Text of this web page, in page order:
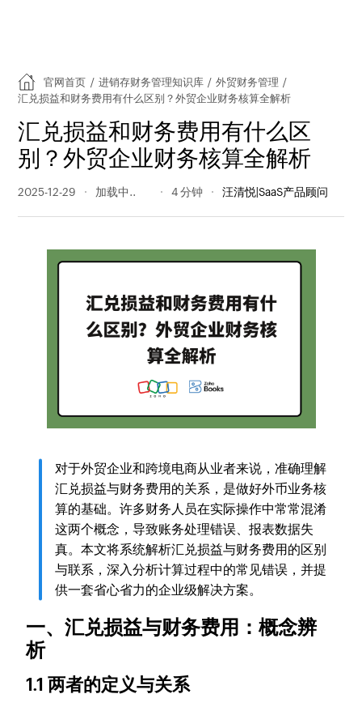
官网首页 / 进销存财务管理知识库 / 外贸财务管理 /
汇兑损益和财务费用有什么区别？外贸企业财务核算全解析
汇兑损益和财务费用有什么区
别？外贸企业财务核算全解析
2025-12-29 236 阅读量 4 分钟 汪清悦|SaaS产品顾问
对于外贸企业和跨境电商从业者来说，准确理解
汇兑损益与财务费用的关系，是做好外币业务核
算的基础。许多财务人员在实际操作中常常混淆
这两个概念，导致账务处理错误、报表数据失
真。本文将系统解析汇兑损益与财务费用的区别
与联系，深入分析计算过程中的常见错误，并提
供一套省心省力的企业级解决方案。
一、汇兑损益与财务费用：概念辨
析
1.1 两者的定义与关系